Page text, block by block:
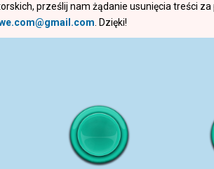
prześlij nam żądanie usunięcia treści
. Dzięki!